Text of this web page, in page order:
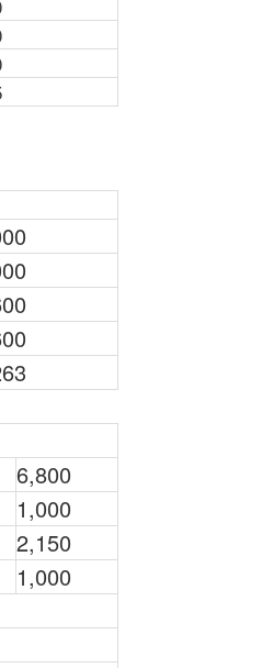
6,800
1,000
2,150
1,000